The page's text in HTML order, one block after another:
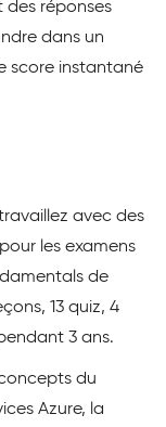
des réponses
dans un
score instantané
avec des
les examens
de
13 quiz, 4
3 ans.
du
Azure, la